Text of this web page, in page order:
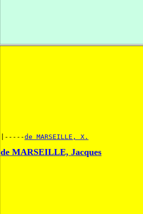
|-----de MARSEILLE, X.
de MARSEILLE, Jacques